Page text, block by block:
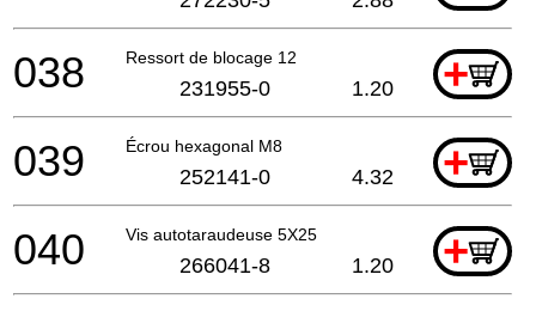
Ressort de blocage 12 +
038 231955-0 1.20
Écrou hexagonal M8 +
039 252141-0 4.32
Vis autotaraudeuse 5X25 +
040 266041-8 1.20